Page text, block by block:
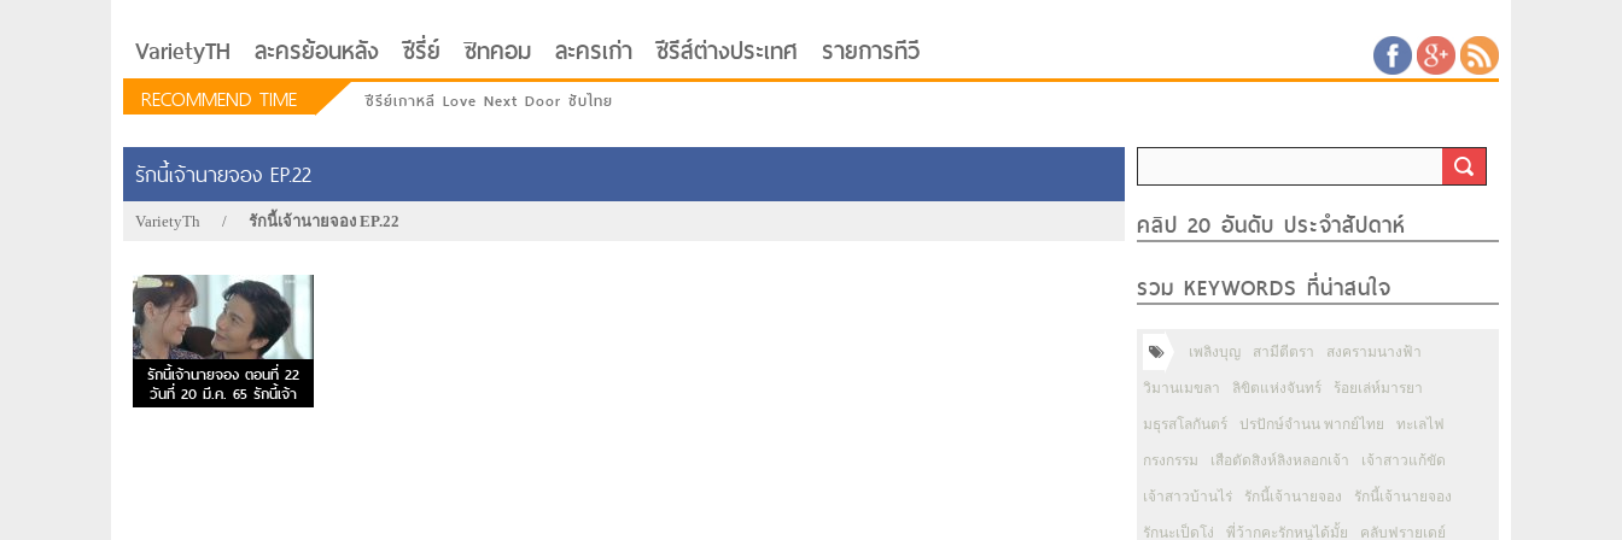
VarietyTH ละครย้อนหลัง ซีรี่ย์ ซิทคอม ละครเก่า ซีรีส์ต่างประเทศ รายการทีวี
RECOMMEND TIME ซีรีย์เกาหลี Love Next Door ซับไทย
รักนี้เจ้านายจอง EP.22
VarietyTh / รักนี้เจ้านายจอง EP.22
รักนี้เจ้านายจอง ตอนที่ 22
วันที่ 20 มี.ค. 65 รักนี้เจ้า
นายจอง EP.22
คลิป 20 อันดับ ประจำสัปดาห์
รวม KEYWORDS ที่น่าสนใจ
เพลิงบุญ สามีตีตรา สงครามนางฟ้า
วิมานเมขลา ลิขิตแห่งจันทร์ ร้อยเล่ห์มารยา
มธุรสโลกันตร์ ปรปักษ์จำนน พากย์ไทย ทะเลไฟ
กรงกรรม เสือตัดสิงห์ลิงหลอกเจ้า เจ้าสาวแก้ขัด
เจ้าสาวบ้านไร่ รักนี้เจ้านายจอง รักนี้เจ้านายจอง
รักนะเป็ดโง่ พี่ว้ากคะรักหนูได้มั้ย คลับฟรายเดย์